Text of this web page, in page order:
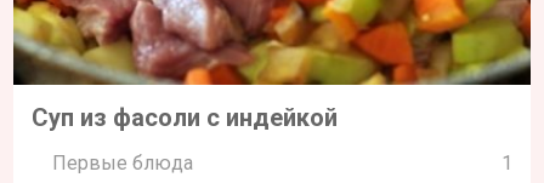
Суп из фасоли с индейкой
Первые блюда 1